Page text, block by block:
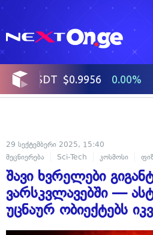
29 სექტემბერი 2025, 15:40
მეცნიერება
Sci-Tech კოსმოსი
შავი ხვრელები
ვარსკვლავებში —
უცნაურ ობიექტებს